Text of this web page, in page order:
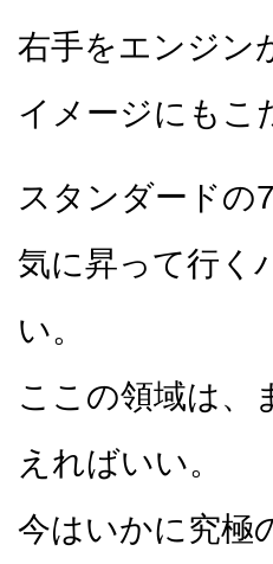
右手をエンジン
イメージにもこ
スタンダードの
気に昇って行く
い。
ここの領域は、
えればいい。
今はいかに究極